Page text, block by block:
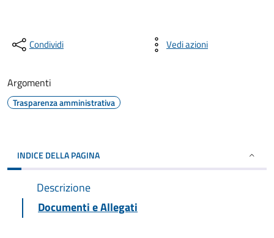
Condividi Vedi azioni
Argomenti
Trasparenza amministrativa
INDICE DELLA PAGINA
Descrizione
Documenti e Allegati